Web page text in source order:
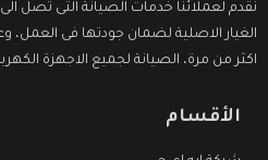
نقدم لعملائنا خدمات الصيانة التى تصل
الغيار الاصلية لضمان جودتها فى
اكثر من مرة، الصيانة لجميع الاجهزة
الأقسام